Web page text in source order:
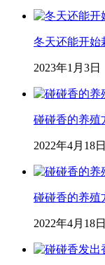
冬天还能开始
2023年1月3日
碰碰香的养殖
2022年4月18日
碰碰香的养殖
2022年4月18日